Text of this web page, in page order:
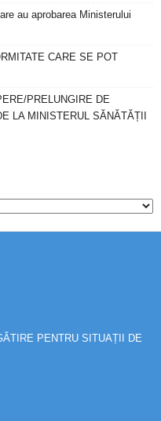
au aprobarea Ministerului
CARE SE POT
PRELUNGIRE DE
LA MINISTERUL SĂNĂTĂȚII
PENTRU SITUAȚII DE